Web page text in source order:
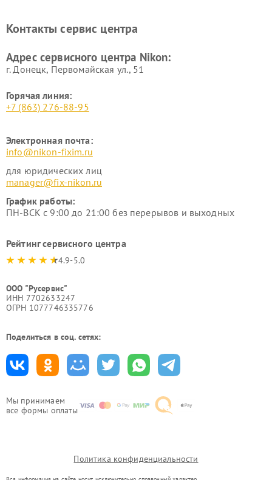
Мы принимаем
все формы оплаты
Ремонт цифровых монокуляров Nikon
Контакты сервис центра
Адрес сервисного центра Nikon:
г. Донецк, Первомайская ул., 51
Горячая линия:
+7 (863) 276-88-95
Электронная почта:
info@nikon-fixim.ru
для юридических лиц
manager@fix-nikon.ru
График работы:
ПН-ВСК с 9:00 до 21:00 без перерывов и выходных
Рейтинг сервисного центра
4.9-5.0
ООО "Русервис"
ИНН 7702633247
ОГРН 1077746335776
Поделиться в соц. сетях:
Политика конфиденциальности